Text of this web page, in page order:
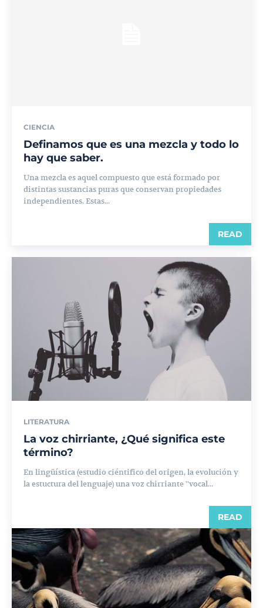
CIENCIA
Definamos que es una mezcla y todo lo
hay que saber.
Una mezcla es aquel compuesto que está formado por
distintas sustancias puras que conservan propiedades
independientes. Estas...
READ
LITERATURA
La voz chirriante, ¿Qué significa este
término?
En lingüística (estudio ciéntifico del origen, la evolución y
la estuctura del lenguaje) una voz chirriante ''vocal...
READ